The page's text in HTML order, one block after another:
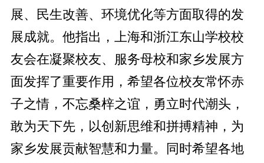
展、民生改善、环境优化等方面取得的发
展成就。他指出，上海和浙江东山学校校
友会在凝聚校友、服务母校和家乡发展方
面发挥了重要作用，希望各位校友常怀赤
子之情，不忘桑梓之谊，勇立时代潮头，
敢为天下先，以创新思维和拼搏精神，为
家乡发展贡献智慧和力量。同时希望各地